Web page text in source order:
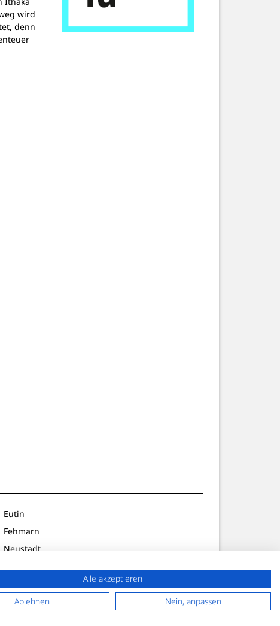
wird
denn
Eutin
Fehmarn
Neustadt
Tdf. Strand
Alle akzeptieren
Ablehnen
Nein, anpassen